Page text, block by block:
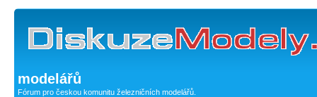
modelářů
Fórum pro českou komunitu železničních modelářů.